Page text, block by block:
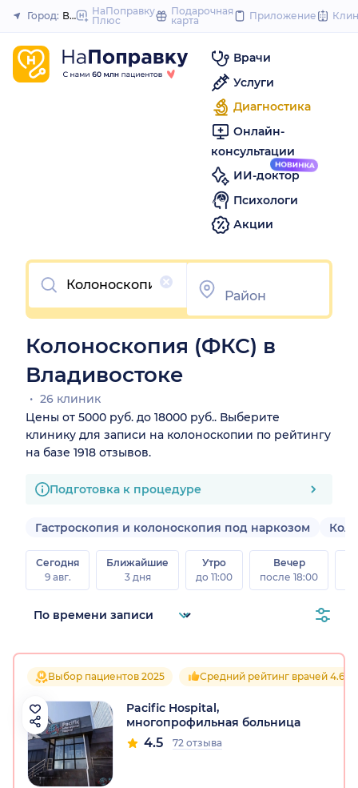
to
Закрыть
Город: Владивосток
НаПоправку
Плюс
Подарочная
карта
Приложение
Врачи
Услуги
Диагностика
Онлайн-
консультации
ИИ-доктор
Психологи
Акции
Очистить
Колоноскопия (ФКС) в
Владивостоке
26 клиник
Цены от 5000 руб. до 18000 руб.. Выберите
клинику для записи на колоноскопии по рейтингу
на базе 1918 отзывов.
Подготовка к процедуре
Гастроскопия и колоноскопия под наркозом
Сегодня
9 авг.
Ближайшие
3 дня
Утро
до 11:00
Вечер
после 18:00
Выбор пациентов 2025 Средний рейтинг врачей 4.6
Pacific Hospital,
многопрофильная больница
4.5 72 отзыва